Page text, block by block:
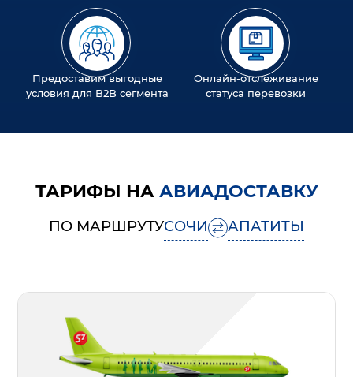
Предоставим выгодные
условия для B2B сегмента
Онлайн-отслеживание
статуса перевозки
ТАРИФЫ НА АВИАДОСТАВКУ
ПО МАРШРУТУСОЧИ АПАТИТЫ